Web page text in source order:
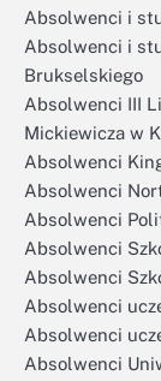
Absolwenci i
Absolwenci i
Brukselskiego
Absolwenci III
Mickiewicza w
Absolwenci
Absolwenci
Absolwenci
Absolwenci
Absolwenci
Absolwenci
Absolwenci
Absolwenci